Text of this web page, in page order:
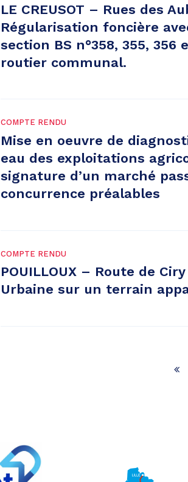
LE CREUSOT – Rues des
Régularisation foncière
section BS n°358, 355,
routier communal.
COMPTE RENDU
Mise en oeuvre de
eau des exploitations
signature d’un marché
concurrence préalables
COMPTE RENDU
POUILLOUX – Route de
Urbaine sur un terrain